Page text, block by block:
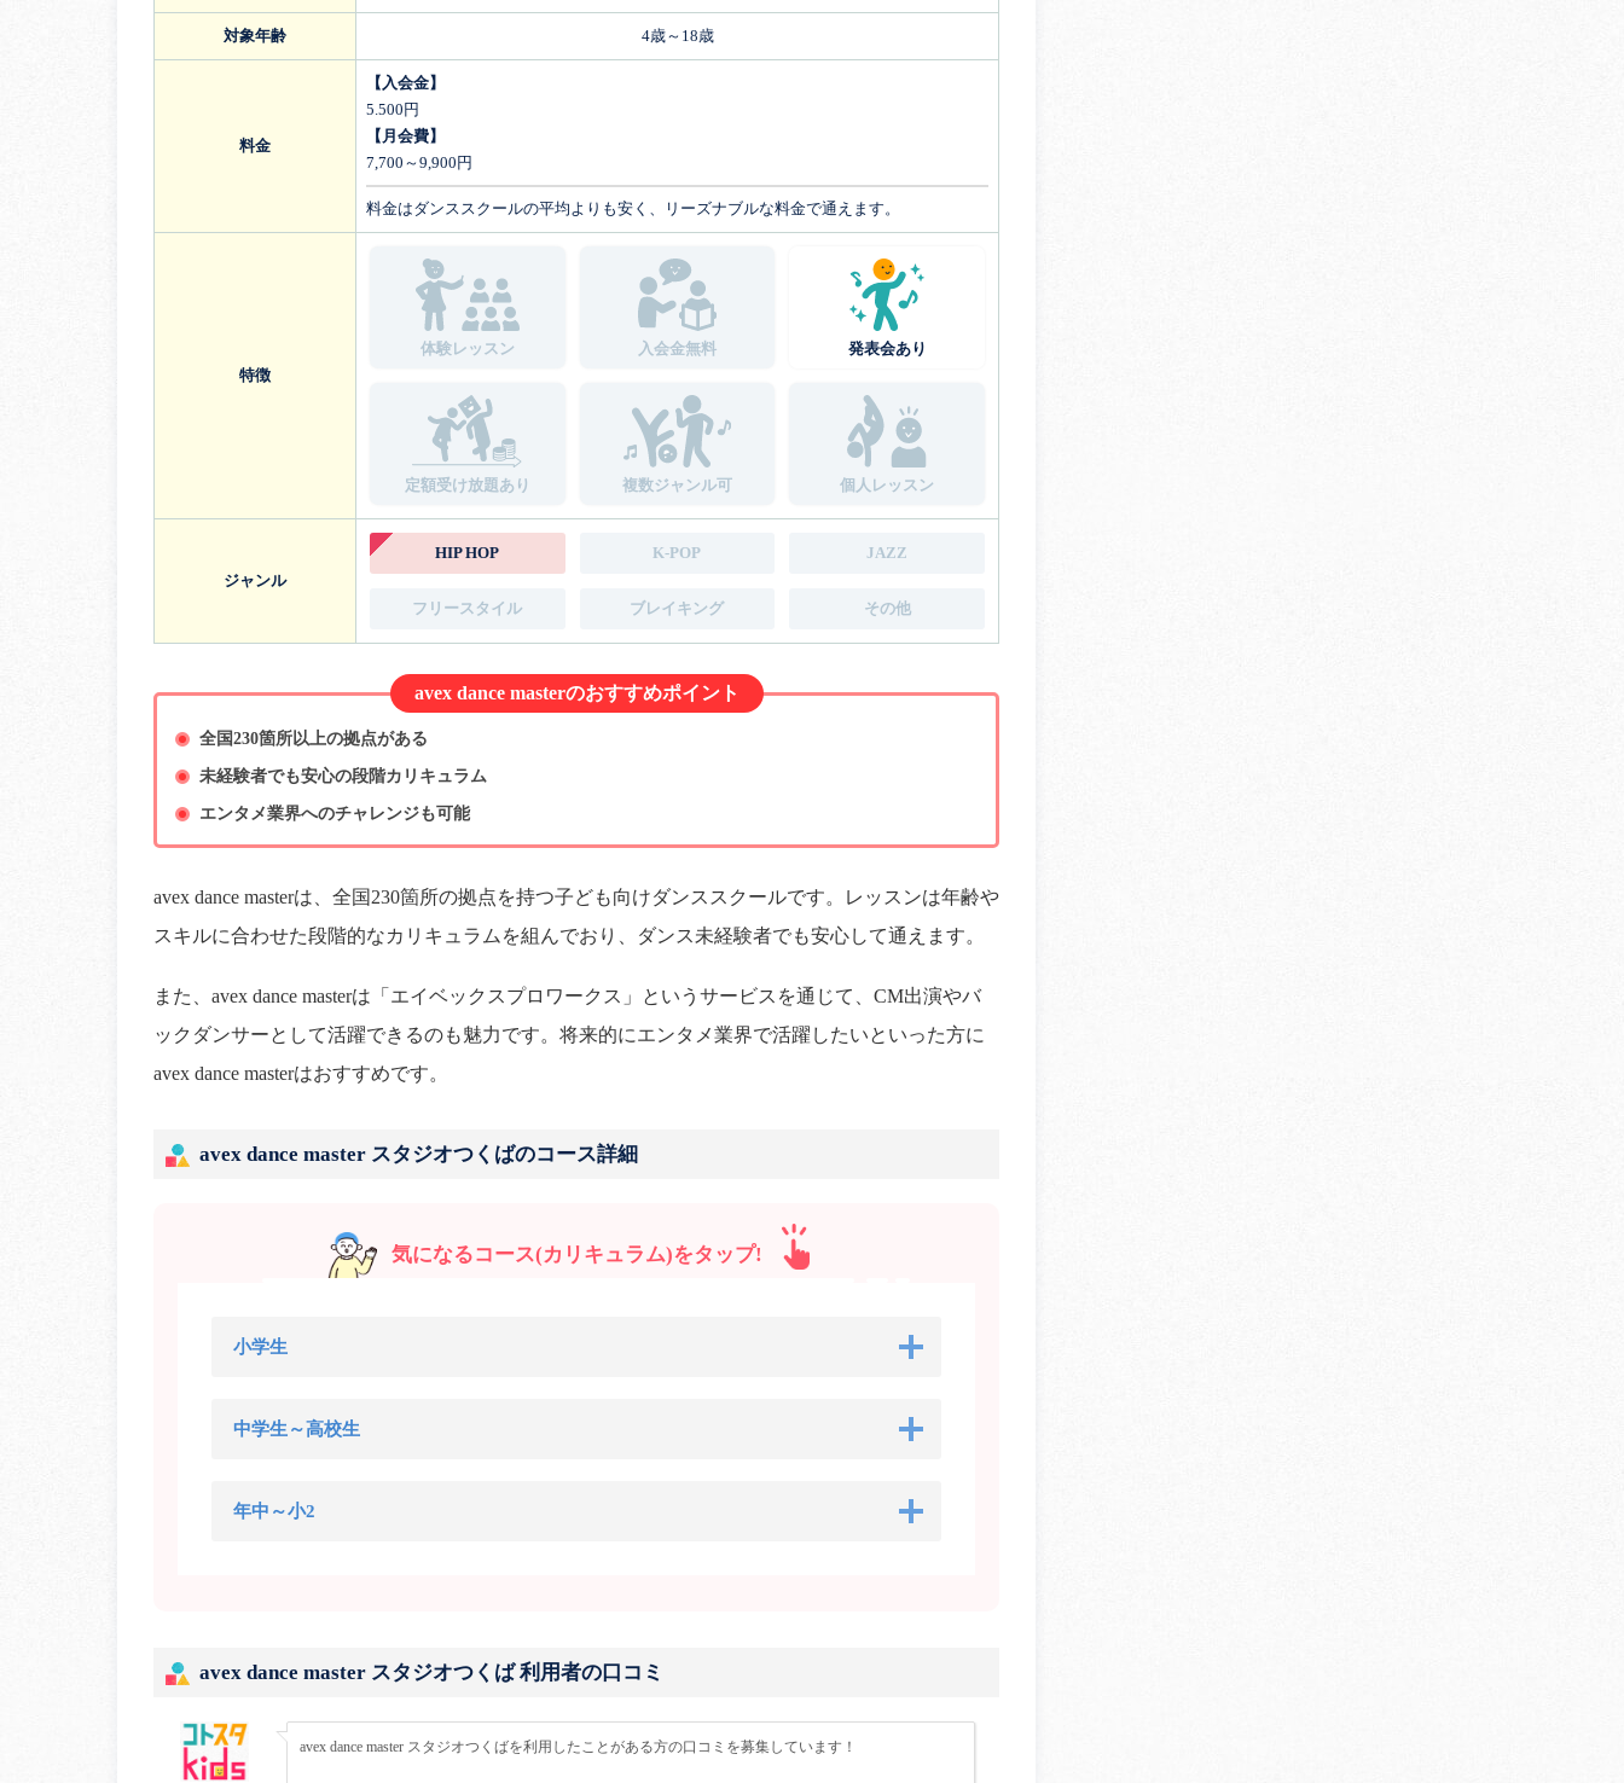
対象年齢 4歳～18歳
料金
【入会金】
5.500円
【月会費】
7,700～9,900円
料金はダンススクールの平均よりも安く、リーズナブルな料金で通えます。
特徴
体験レッスン 入会金無料 発表会あり
定額受け放題あり 複数ジャンル可 個人レッスン
ジャンル
HIP HOP K-POP JAZZ
フリースタイル ブレイキング その他
avex dance masterのおすすめポイント
全国230箇所以上の拠点がある
未経験者でも安心の段階カリキュラム
エンタメ業界へのチャレンジも可能
avex dance masterは、全国230箇所の拠点を持つ子ども向けダンススクールです。レッスンは年齢や
スキルに合わせた段階的なカリキュラムを組んでおり、ダンス未経験者でも安心して通えます。
また、avex dance masterは「エイベックスプロワークス」というサービスを通じて、CM出演やバ
ックダンサーとして活躍できるのも魅力です。将来的にエンタメ業界で活躍したいといった方に
avex dance masterはおすすめです。
avex dance master スタジオつくばのコース詳細
気になるコース(カリキュラム)をタップ!
小学生
中学生～高校生
年中～小2
avex dance master スタジオつくば 利用者の口コミ
avex dance master スタジオつくばを利用したことがある方の口コミを募集しています！